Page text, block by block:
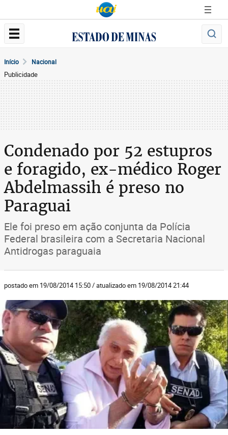
Início Nacional
Publicidade
Condenado por 52 estupros
e foragido, ex-médico Roger
Abdelmassih é preso no
Paraguai
Ele foi preso em ação conjunta da Polícia
Federal brasileira com a Secretaria Nacional
Antidrogas paraguaia
postado em 19/08/2014 15:50 / atualizado em 19/08/2014 21:44